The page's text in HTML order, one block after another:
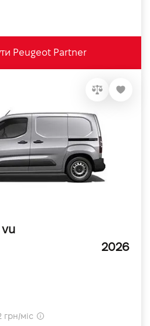
Peugeot Partner
2026
грн/міс